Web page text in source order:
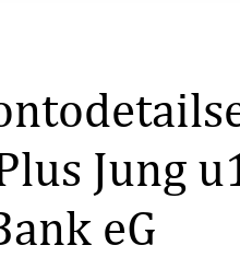
auf
100
Jung
eG